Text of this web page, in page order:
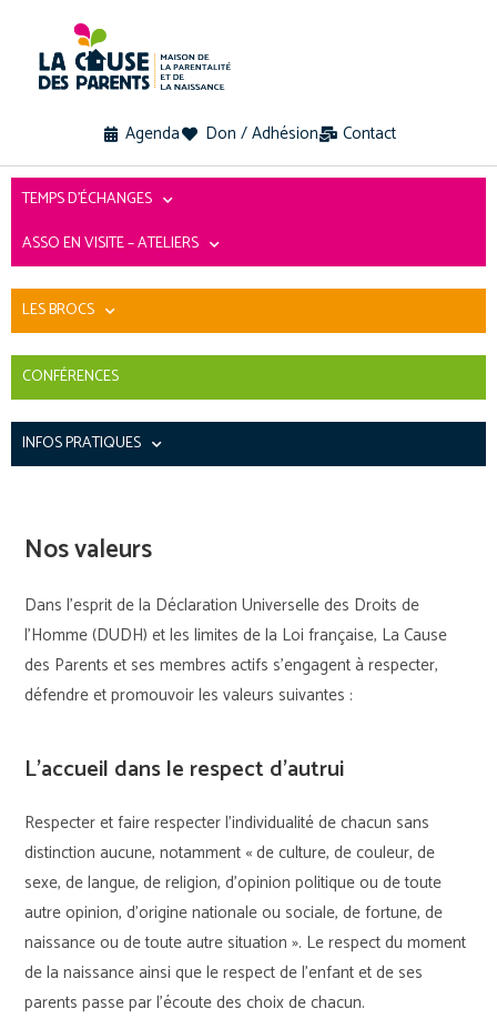
Agenda Don / Adhésion Contact
TEMPS D’ÉCHANGES
ASSO EN VISITE – ATELIERS
LES BROCS
CONFÉRENCES
INFOS PRATIQUES
Nos valeurs
Dans l’esprit de la Déclaration Universelle des Droits de
l’Homme (DUDH) et les limites de la Loi française, La Cause
des Parents et ses membres actifs s’engagent à respecter,
défendre et promouvoir les valeurs suivantes :
L’accueil dans le respect d’autrui
Respecter et faire respecter l’individualité de chacun sans
distinction aucune, notamment « de culture, de couleur, de
sexe, de langue, de religion, d’opinion politique ou de toute
autre opinion, d’origine nationale ou sociale, de fortune, de
naissance ou de toute autre situation ». Le respect du moment
de la naissance ainsi que le respect de l’enfant et de ses
parents passe par l’écoute des choix de chacun.